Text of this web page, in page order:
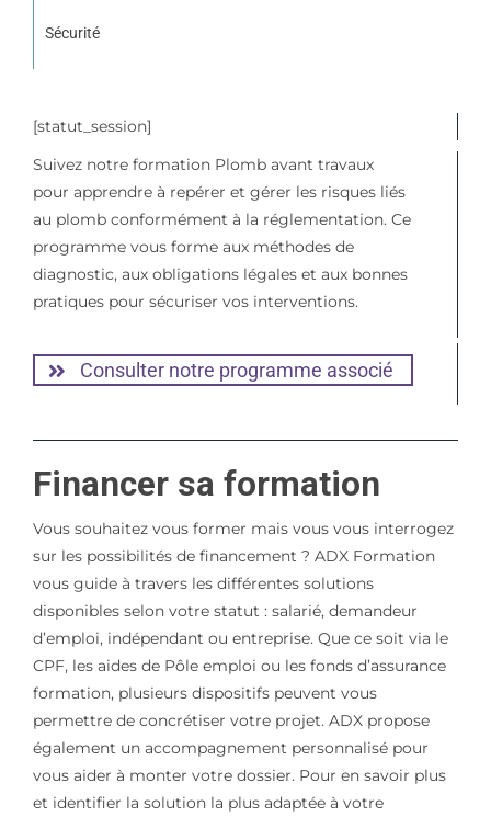
Sécurité
[statut_session]
Suivez notre formation Plomb avant travaux
pour apprendre à repérer et gérer les risques liés
au plomb conformément à la réglementation. Ce
programme vous forme aux méthodes de
diagnostic, aux obligations légales et aux bonnes
pratiques pour sécuriser vos interventions.
Consulter notre programme associé
Financer sa formation
Vous souhaitez vous former mais vous vous interrogez
sur les possibilités de financement ? ADX Formation
vous guide à travers les différentes solutions
disponibles selon votre statut : salarié, demandeur
d’emploi, indépendant ou entreprise. Que ce soit via le
CPF, les aides de Pôle emploi ou les fonds d’assurance
formation, plusieurs dispositifs peuvent vous
permettre de concrétiser votre projet. ADX propose
également un accompagnement personnalisé pour
vous aider à monter votre dossier. Pour en savoir plus
et identifier la solution la plus adaptée à votre